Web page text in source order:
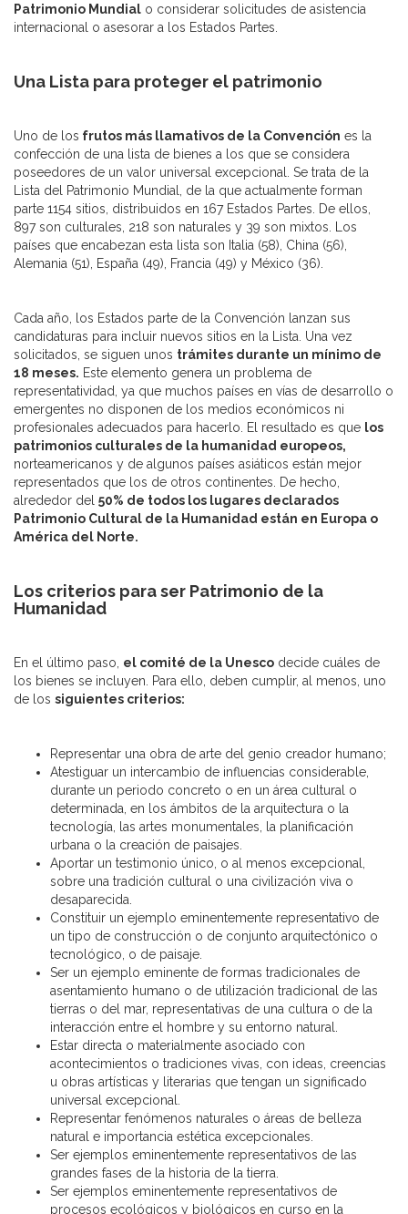
Patrimonio Mundial o considerar solicitudes de asistencia
internacional o asesorar a los Estados Partes.
Una Lista para proteger el patrimonio
Uno de los frutos más llamativos de la Convención es la
confección de una lista de bienes a los que se considera
poseedores de un valor universal excepcional. Se trata de la
Lista del Patrimonio Mundial, de la que actualmente forman
parte 1154 sitios, distribuidos en 167 Estados Partes. De ellos,
897 son culturales, 218 son naturales y 39 son mixtos. Los
países que encabezan esta lista son Italia (58), China (56),
Alemania (51), España (49), Francia (49) y México (36).
Cada año, los Estados parte de la Convención lanzan sus
candidaturas para incluir nuevos sitios en la Lista. Una vez
solicitados, se siguen unos trámites durante un mínimo de
18 meses. Este elemento genera un problema de
representatividad, ya que muchos países en vías de desarrollo o
emergentes no disponen de los medios económicos ni
profesionales adecuados para hacerlo. El resultado es que los
patrimonios culturales de la humanidad europeos,
norteamericanos y de algunos países asiáticos están mejor
representados que los de otros continentes. De hecho,
alrededor del 50% de todos los lugares declarados
Patrimonio Cultural de la Humanidad están en Europa o
América del Norte.
Los criterios para ser Patrimonio de la
Humanidad
En el último paso, el comité de la Unesco decide cuáles de
los bienes se incluyen. Para ello, deben cumplir, al menos, uno
de los siguientes criterios:
Representar una obra de arte del genio creador humano;
Atestiguar un intercambio de influencias considerable,
durante un periodo concreto o en un área cultural o
determinada, en los ámbitos de la arquitectura o la
tecnología, las artes monumentales, la planificación
urbana o la creación de paisajes.
Aportar un testimonio único, o al menos excepcional,
sobre una tradición cultural o una civilización viva o
desaparecida.
Constituir un ejemplo eminentemente representativo de
un tipo de construcción o de conjunto arquitectónico o
tecnológico, o de paisaje.
Ser un ejemplo eminente de formas tradicionales de
asentamiento humano o de utilización tradicional de las
tierras o del mar, representativas de una cultura o de la
interacción entre el hombre y su entorno natural.
Estar directa o materialmente asociado con
acontecimientos o tradiciones vivas, con ideas, creencias
u obras artísticas y literarias que tengan un significado
universal excepcional.
Representar fenómenos naturales o áreas de belleza
natural e importancia estética excepcionales.
Ser ejemplos eminentemente representativos de las
grandes fases de la historia de la tierra.
Ser ejemplos eminentemente representativos de
procesos ecológicos y biológicos en curso en la